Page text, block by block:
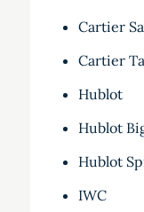
Cartier
Cartier
Hublot
Hublot
Hublot
IWC